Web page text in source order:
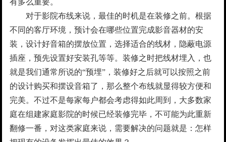
有多么重要。
对于影院布线来说，最佳的时机是在装修之前。根据
不同的客厅环境，预计会在哪些位置完成影音器材的安
装，设计好音箱的摆放位置，选择适合的线材，隐蔽电源
插座，预先设置好安装孔等等。装修之时把线材埋入，也
就是我们通常所说的“预埋”，装修好之后就可以按照之前
的设计购买和摆设音箱了，那么整个布线就显得较方便和
完美。不过不是每家每户都会考虑得如此周到，大多数家
庭在组建家庭影院的时候已经装修完毕，不可能为此重新
翻修一番，对这类家庭来说，需要解决的问题就是：怎样